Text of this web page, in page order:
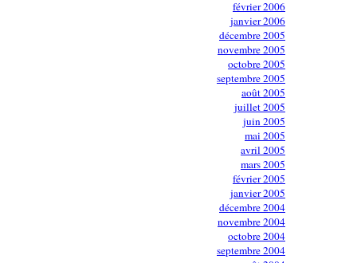
février 2006
janvier 2006
décembre 2005
novembre 2005
octobre 2005
septembre 2005
août 2005
juillet 2005
juin 2005
mai 2005
avril 2005
mars 2005
février 2005
janvier 2005
décembre 2004
novembre 2004
octobre 2004
septembre 2004